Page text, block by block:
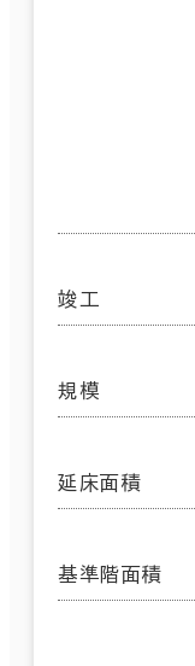
竣工
規模
延床面積
基準階面積